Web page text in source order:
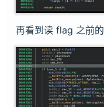
再看到读 flag 之前